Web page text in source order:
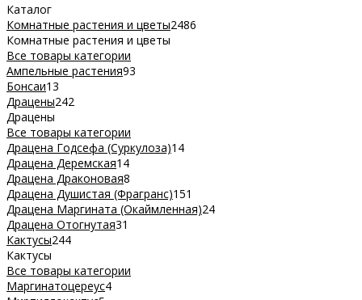
Каталог
Комнатные растения и цветы2486
Комнатные растения и цветы
Все товары категории
Ампельные растения93
Бонсаи13
Драцены242
Драцены
Все товары категории
Драцена Годсефа (Суркулоза)14
Драцена Деремская14
Драцена Драконовая8
Драцена Душистая (Фрагранс)151
Драцена Маргината (Окаймленная)24
Драцена Отогнутая31
Кактусы244
Кактусы
Все товары категории
Маргинатоцереус4